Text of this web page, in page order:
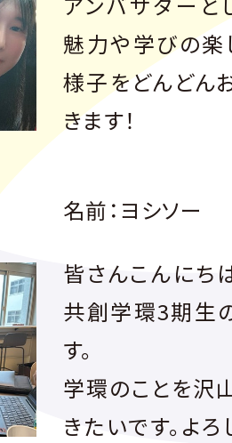
魅力や学びの楽
様子をどんどん
きます！
名前：ヨシソー
皆さんこんにち
共創学環3期生
す。
学環のことを沢
きたいです。よ